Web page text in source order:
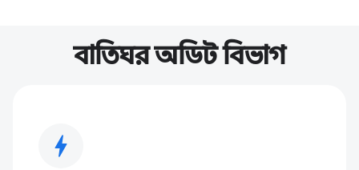
বাতিঘর অডিট বিভাগ
bolt